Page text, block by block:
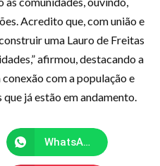
Acredito que, com união e
uma Lauro de Freitas
afirmou, destacando a
com a população e
já estão em andamento.
WhatsApp